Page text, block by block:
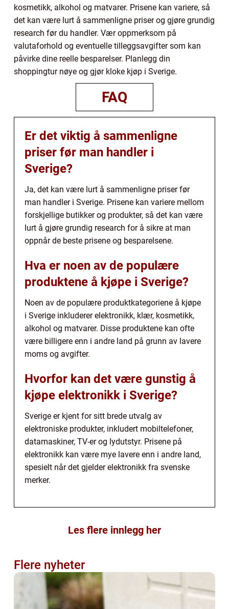
kosmetikk, alkohol og matvarer. Prisene kan variere, så
det kan være lurt å sammenligne priser og gjøre grundig
research før du handler. Vær oppmerksom på
valutaforhold og eventuelle tilleggsavgifter som kan
påvirke dine reelle besparelser. Planlegg din
shoppingtur nøye og gjør kloke kjøp i Sverige.
FAQ
Er det viktig å sammenligne
priser før man handler i
Sverige?
Ja, det kan være lurt å sammenligne priser før
man handler i Sverige. Prisene kan variere mellom
forskjellige butikker og produkter, så det kan være
lurt å gjøre grundig research for å sikre at man
oppnår de beste prisene og besparelsene.
Hva er noen av de populære
produktene å kjøpe i Sverige?
Noen av de populære produktkategoriene å kjøpe
i Sverige inkluderer elektronikk, klær, kosmetikk,
alkohol og matvarer. Disse produktene kan ofte
være billigere enn i andre land på grunn av lavere
moms og avgifter.
Hvorfor kan det være gunstig å
kjøpe elektronikk i Sverige?
Sverige er kjent for sitt brede utvalg av
elektroniske produkter, inkludert mobiltelefoner,
datamaskiner, TV-er og lydutstyr. Prisene på
elektronikk kan være mye lavere enn i andre land,
spesielt når det gjelder elektronikk fra svenske
merker.
Les flere innlegg her
Flere nyheter